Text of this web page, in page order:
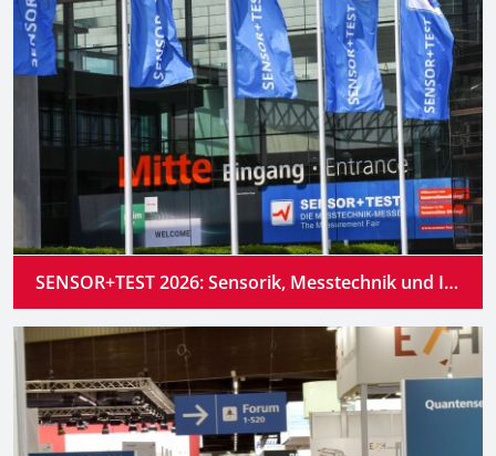
SENSOR+TEST 2026: Sensorik, Messtechnik und Industrial AI verschmelzen zu intelligenten Systemen